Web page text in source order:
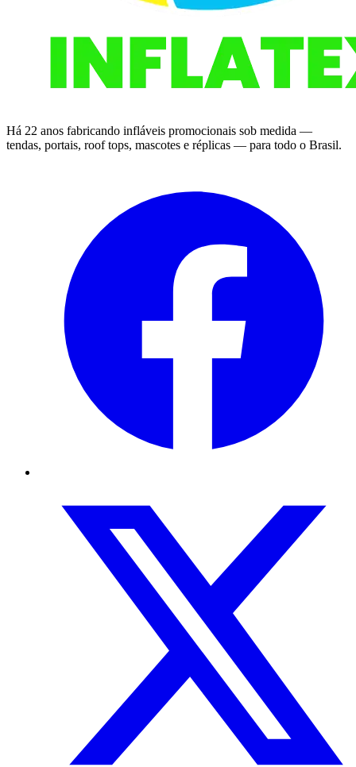
Há 22 anos fabricando infláveis promocionais sob medida —
tendas, portais, roof tops, mascotes e réplicas — para todo o Brasil.